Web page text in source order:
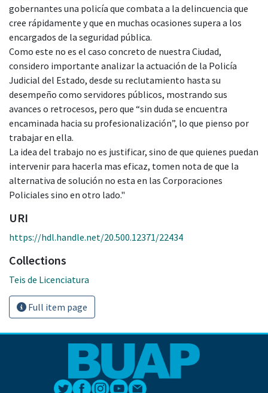
gobernantes una policía que combata a la delincuencia que
cree rápidamente y que en muchas ocasiones supera a los
encargados de la seguridad pública.
Como este no es el caso concreto de nuestra Ciudad,
considero importante analizar la actuación de la Policía
Judicial del Estado, desde su reclutamiento hasta su
desempeño como servidores públicos, mostrando sus
avances o retrocesos, pero que “sin duda se encuentra
encaminada hacia su profesionalización”, lo que pienso por
trabajar en ella.
La idea del trabajo no es justificar, sino de que quienes puedan
intervenir para hacerla mas eficaz, tomen nota de que la
alternativa de solución no esta en las Corporaciones
Policiales sino en otro lado."
URI
https://hdl.handle.net/20.500.12371/22434
Collections
Teis de Licenciatura
Full item page